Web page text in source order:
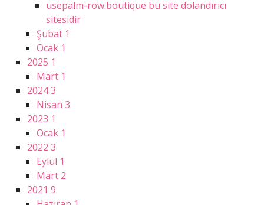
usepalm-row.boutique bu site dolandırıcı
sitesidir
Şubat 1
Ocak 1
2025 1
Mart 1
20243
Nisan 3
2023 1
Ocak 1
2022 3
Eylül 1
Mart 2
2021 9